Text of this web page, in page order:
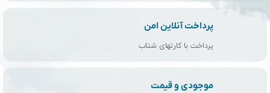
عزیزان هستیم، شما میتوانید برای خرید به صورت اینترنتی و یا حضوری
کوله پشتی مورد نظرتان را سفارش داده و با ارسال رایگان در اسرع وقت
آن را تحویل بگیرید.پرداخت آنلاین امن
پرداخت با کارتهای شتاب
موجودی و قیمت